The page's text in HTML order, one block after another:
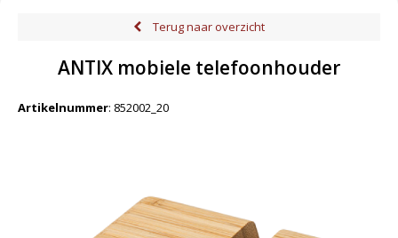
Terug naar overzicht
ANTIX mobiele telefoonhouder
Artikelnummer: 852002_20